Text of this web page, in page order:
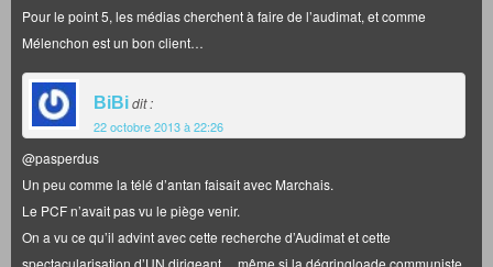
Pour le point 5, les médias cherchent à faire de l’audimat, et comme
Mélenchon est un bon client…
BiBidit :
22 octobre 2013 à 22:26
@pasperdus
Un peu comme la télé d’antan faisait avec Marchais.
Le PCF n’avait pas vu le piège venir.
On a vu ce qu’il advint avec cette recherche d’Audimat et cette
spectacularisation d’UN dirigeant… même si la dégringloade communiste